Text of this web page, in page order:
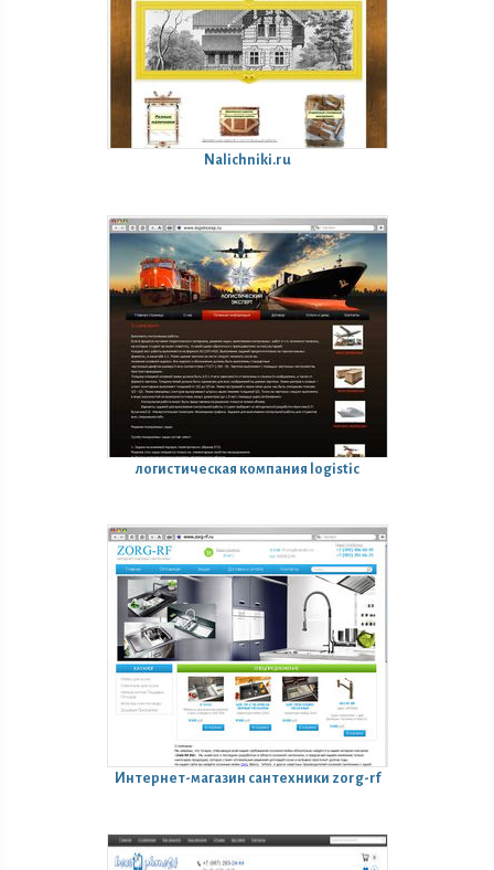
Nalichniki.ru
логистическая компания logistic
Интернет-магазин сантехники zorg-rf